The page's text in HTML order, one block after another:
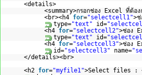
<details>
<summary>กรอกช่อง Excel ที่ต้อง
<br><h4 for="selectcell1">
type="text" id=
<h4 for="selectcell2">ช่อง
type="text" id=
<h4 for="selectcell3">ช่อง
id="selectcell3" name=
</details><br>
<h2 for="myfile1">Select files :